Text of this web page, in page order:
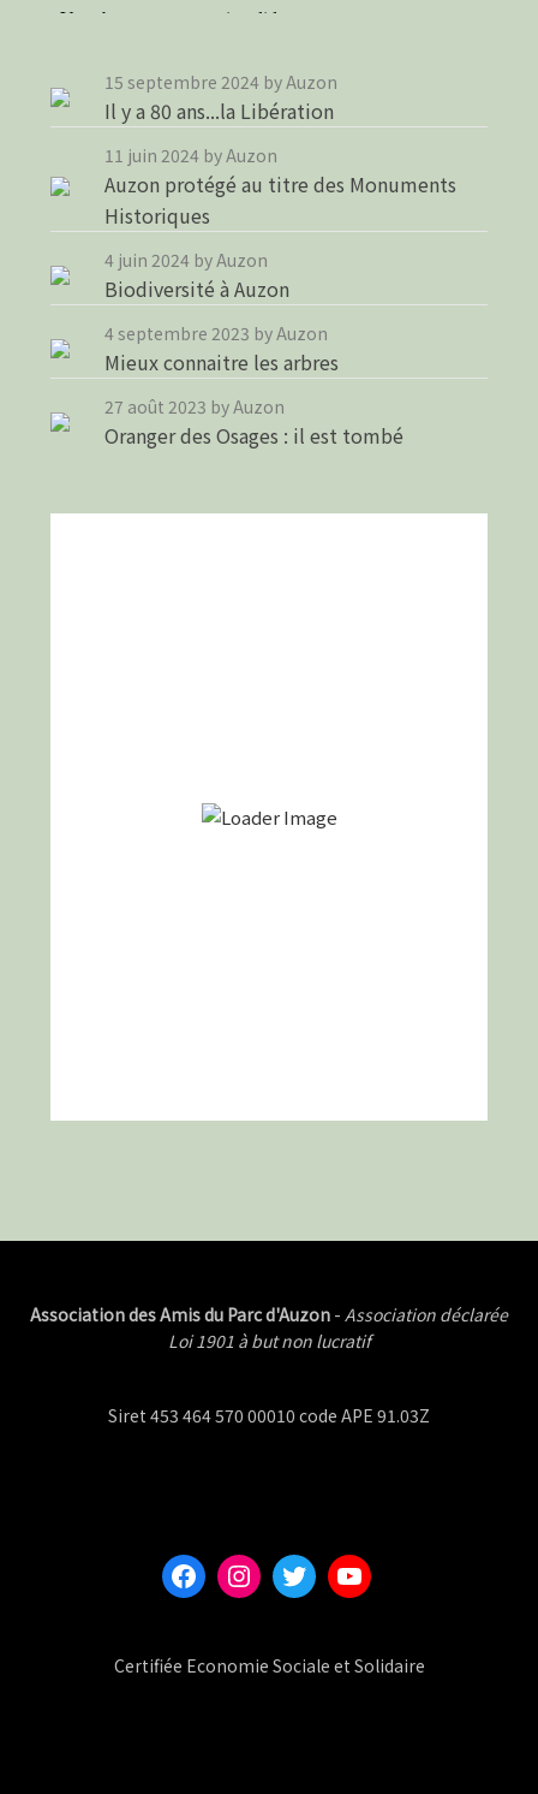
15 septembre 2024 by Auzon
Il y a 80 ans...la Libération
11 juin 2024 by Auzon
Auzon protégé au titre des Monuments
Historiques
4 juin 2024 by Auzon
Biodiversité à Auzon
4 septembre 2023 by Auzon
Mieux connaitre les arbres
27 août 2023 by Auzon
Oranger des Osages : il est tombé
Association des Amis du Parc d'Auzon - Association déclarée
Loi 1901 à but non lucratif
Siret 453 464 570 00010 code APE 91.03Z
Facebook
Instagram
TwitterYouTube
Certifiée Economie Sociale et Solidaire